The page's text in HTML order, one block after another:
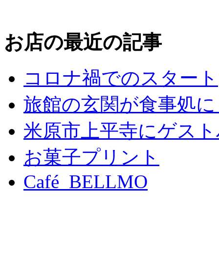
お店の最近の記事
コロナ禍でのスタート
旅館の玄関が食事処
米原市上平寺にゲス
お菓子プリント
Café BELLMO